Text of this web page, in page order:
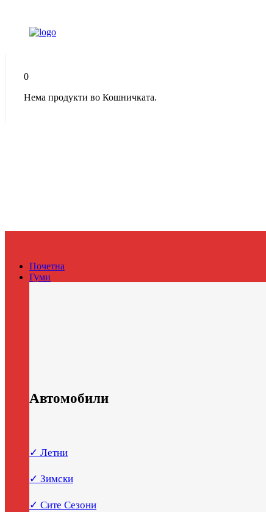
0
Нема продукти во Кошничката.
Почетна
Гуми
Автомобили
✓ Летни
✓ Зимски
✓ Сите Сезони